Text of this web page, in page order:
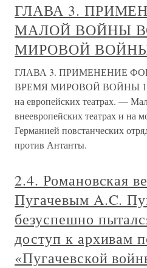
ГЛАВА 3.
МАЛОЙ ВОЙНЫ
МИРОВОЙ ВОЙНЫ
ГЛАВА 3. ПРИМЕНЕНИЕ
ВРЕМЯ МИРОВОЙ ВОЙНЫ
на европейских театрах. —
внеевропейских театрах и на
Германией повстанческих
против Антанты.
2.4. Романовская
Пугачевым A.C.
безуспешно
доступ к архивам
«Пугачевской